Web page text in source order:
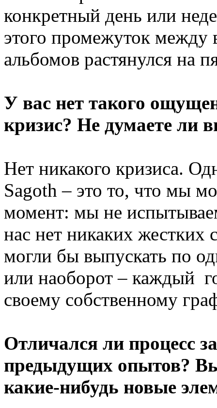
конкретный день или
этого промежуток между
альбомов растянулся на
У вас нет такого
кризис? Не думаете ли
Нет никакого кризиса.
Sagoth – это то, что мы
момент: мы не
нас нет никаких жестких
могли бы выпускать по
или наоборот – каждый
своему собственному
Отличался ли процесс
предыдущих опытов?
какие-нибудь новые